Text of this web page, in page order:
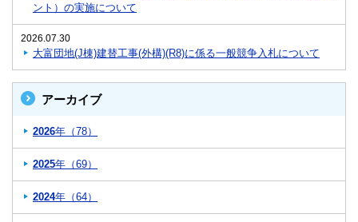
ント）の実施について
2026.07.30
大富団地(J棟)建替工事(外構)(R8)に係る一般競争入札について
アーカイブ
2026年（78）
2025年（69）
2024年（64）